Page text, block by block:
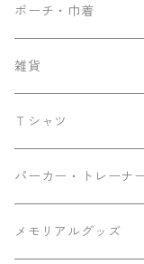
ナップサック
サコッシュ
トート
マザーズバッグ
ポーチ・巾着
雑貨
ティッシュケース
Ｔシャツ
パーカー・トレーナ
メモリアルグッズ